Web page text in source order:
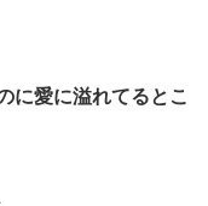
に愛に溢れてるとこ